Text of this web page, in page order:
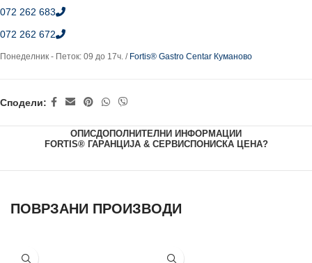
072 262 683
072 262 672
Понеделник - Петок: 09 до 17ч. / Fortis® Gastro Centar Куманово
Сподели:
ОПИСДОПОЛНИТЕЛНИ ИНФОРМАЦИИ
FORTIS® ГАРАНЦИЈА & СЕРВИСПОНИСКА ЦЕНА?
ПОВРЗАНИ ПРОИЗВОДИ